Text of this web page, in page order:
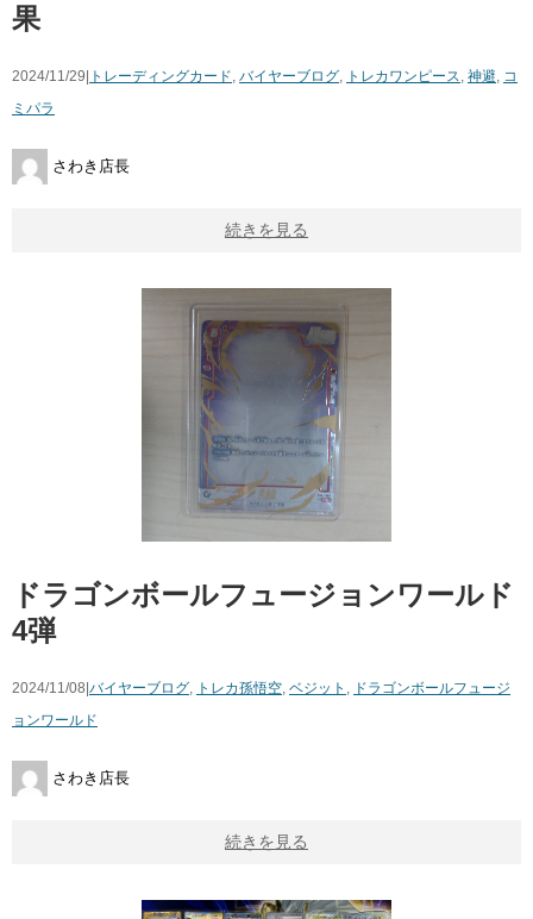
果
2024/11/29| トレーディングカード バイヤーブログ トレカ ワンピース 神避
コ
ミパラ
さわき店長
続きを見る
ドラゴンボールフュージョンワールド
4弾
2024/11/08| バイヤーブログ, トレカ孫悟空, ベジット , ドラゴンボールフュージ
ョンワールド
さわき店長
続きを見る